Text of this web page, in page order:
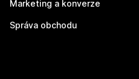
Marketing a konverze
Správa obchodu